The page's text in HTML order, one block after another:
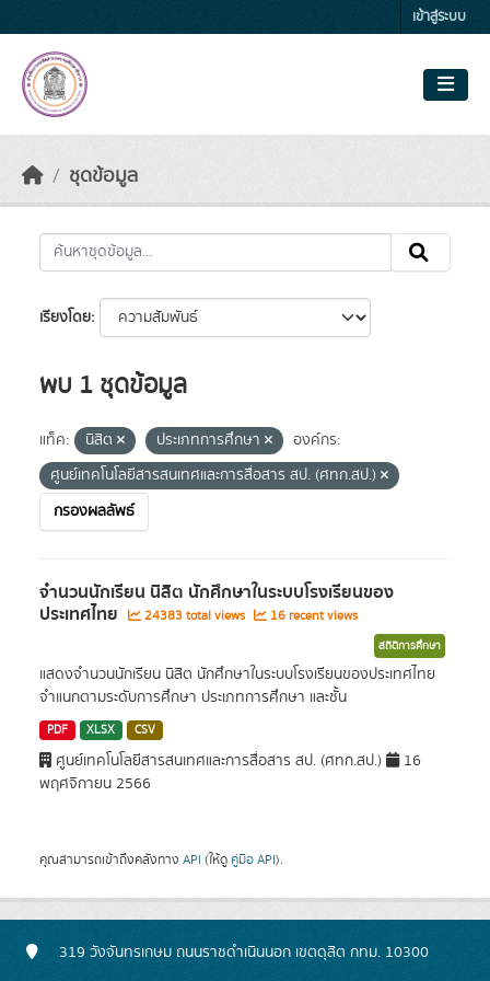
เข้าสู่ระบบ
ชุดข้อมูล
เรียงโดย
พบ 1 ชุดข้อมูล
แท็ค: นิสิต ประเภทการศึกษา
องค์กร:
ศูนย์เทคโนโลยีสารสนเทศและการสื่อสาร สป. (ศทก.สป.)
กรองผลลัพธ์
จำนวนนักเรียน นิสิต นักศึกษาในระบบโรงเรียนของ
ประเทศไทย 24383 total views 16 recent views
สถิติการศึกษา
แสดงจำนวนนักเรียน นิสิต นักศึกษาในระบบโรงเรียนของประเทศไทย
จำแนกตามระดับการศึกษา ประเภทการศึกษา และชั้น
PDF XLSX CSV
ศูนย์เทคโนโลยีสารสนเทศและการสื่อสาร สป. (ศทก.สป.)
16
พฤศจิกายน 2566
คุณสามารถเข้าถึงคลังทาง API (ให้ดู คู่มือ API).
319 วังจันทรเกษม ถนนราชดำเนินนอก เขตดุสิต กทม. 10300